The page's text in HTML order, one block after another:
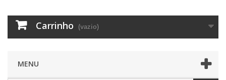
Carrinho (vazio)
MENU